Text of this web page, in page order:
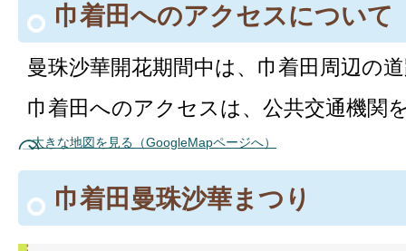
巾着田へのアクセスについて
曼珠沙華開花期間中は、巾着田周辺の
巾着田へのアクセスは、公共交通機関
大きな地図を見る（GoogleMapページへ）
巾着田曼珠沙華まつり